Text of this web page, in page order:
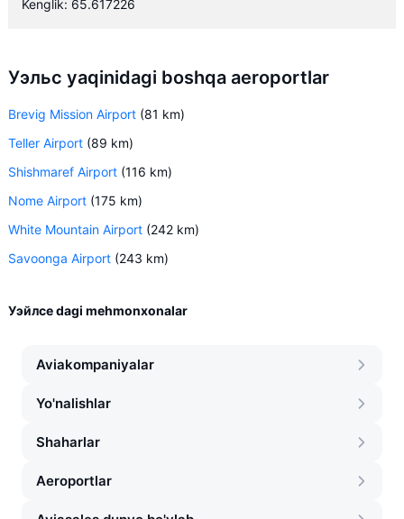
Kenglik: 65.617226
Уэльс yaqinidagi boshqa aeroportlar
Brevig Mission Airport (81 km)
Teller Airport (89 km)
Shishmaref Airport (116 km)
Nome Airport (175 km)
White Mountain Airport (242 km)
Savoonga Airport (243 km)
Уэйлсе dagi mehmonxonalar
Aviakompaniyalar
Yo'nalishlar
Shaharlar
Aeroportlar